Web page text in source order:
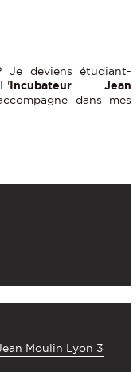
deviens étudiant-
Incubateur Jean
dans mes
Moulin Lyon 3